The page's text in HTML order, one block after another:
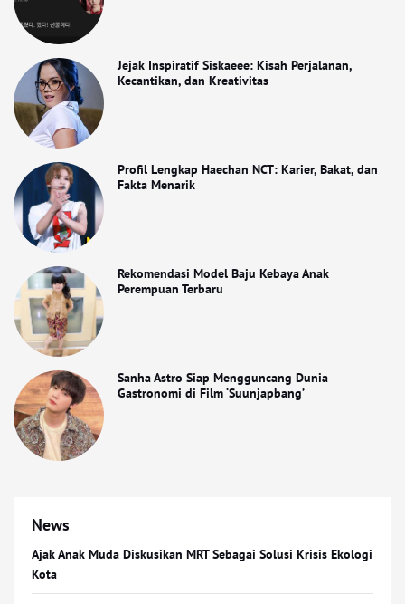
Jejak Inspiratif Siskaeee: Kisah Perjalanan,
Kecantikan, dan Kreativitas
Profil Lengkap Haechan NCT: Karier, Bakat, dan
Fakta Menarik
Rekomendasi Model Baju Kebaya Anak
Perempuan Terbaru
Sanha Astro Siap Mengguncang Dunia
Gastronomi di Film ‘Suunjapbang’
News
Ajak Anak Muda Diskusikan MRT Sebagai Solusi Krisis Ekologi
Kota